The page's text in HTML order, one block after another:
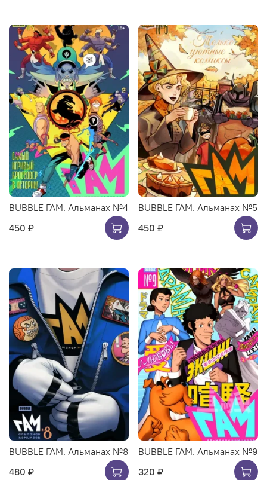
BUBBLE ГАМ. Альманах №4
450 ₽
BUBBLE ГАМ. Альманах №5
450 ₽
BUBBLE ГАМ. Альманах №8
480 ₽
BUBBLE ГАМ. Альманах №9
320 ₽